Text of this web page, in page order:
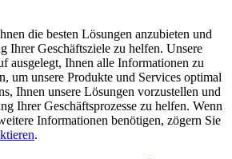
die besten Lösungen anzubieten und
Ihrer Geschäftsziele zu helfen. Unsere
ausgelegt, Ihnen alle Informationen zu
um unsere Produkte und Services optimal
Ihnen unsere Lösungen vorzustellen und
Ihrer Geschäftsprozesse zu helfen. Wenn
Informationen benötigen, zögern Sie
.